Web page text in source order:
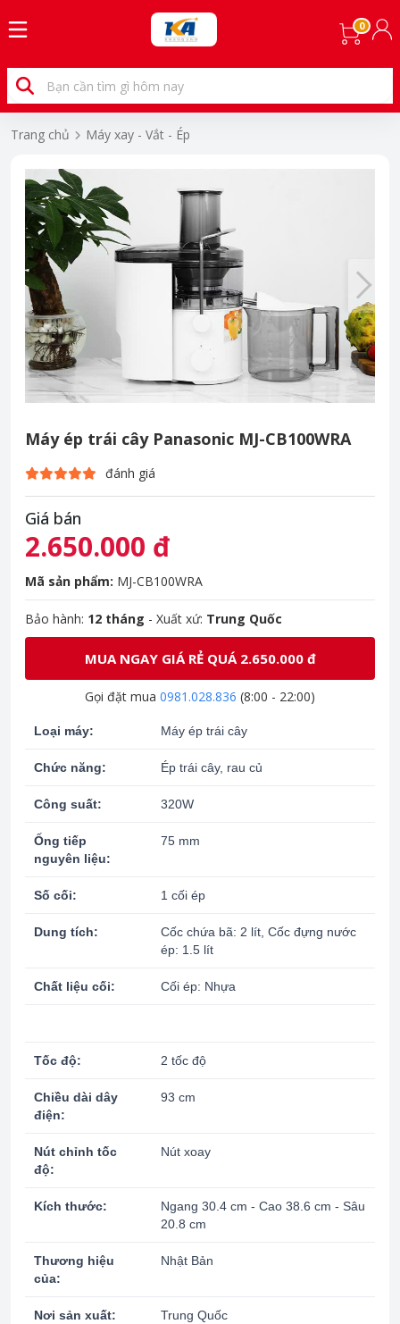
0
Trang chủ Máy xay - Vắt - Ép
Máy ép trái cây Panasonic MJ-CB100WRA
đánh giá
Giá bán
2.650.000 đ
Mã sản phẩm: MJ-CB100WRA
Bảo hành: 12 tháng - Xuất xứ: Trung Quốc
MUA NGAY GIÁ RẺ QUÁ 2.650.000 đ
Gọi đặt mua 0981.028.836 (8:00 - 22:00)
Loại máy: Máy ép trái cây
Chức năng: Ép trái cây, rau củ
Công suất: 320W
Ống tiếp
nguyên liệu:
75 mm
Số cối: 1 cối ép
Dung tích:
Cốc chứa bã: 2 lít, Cốc đựng nước
ép: 1.5 lít
Chất liệu cối: Cối ép: Nhựa
Tốc độ: 2 tốc độ
Chiều dài dây
điện:
93 cm
Nút chỉnh tốc
độ:
Nút xoay
Kích thước:
Ngang 30.4 cm - Cao 38.6 cm - Sâu
20.8 cm
Thương hiệu
của:
Nhật Bản
Nơi sản xuất: Trung Quốc